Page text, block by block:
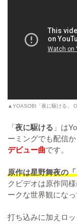
▲YOASOBI「夜に駆ける」
「夜に駆ける 」は
ーミングでも配信か
デビュー曲です。
原作は星野舞夜の
クビデオは原作同
ークな世界観になっ
打ち込みに加えロ